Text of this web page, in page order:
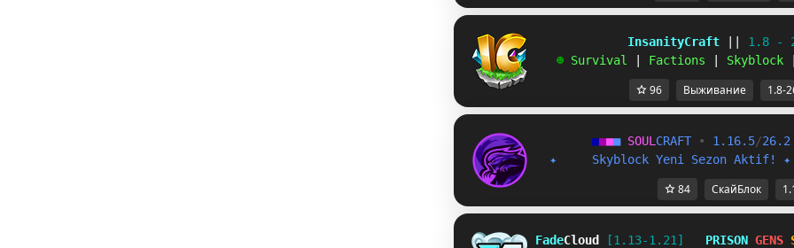
InsanityCraft
1.8 -
☻ Survival Factions Skyblock
96 Выживание 1.8-
■■■■ SOUL CRAFT • 1.16.5/26.2
✦
Skybl ock Yeni Sezon Akti f! ✦
84 СкайБлок
FadeCloud [1.13-1.21] PRISON GENS